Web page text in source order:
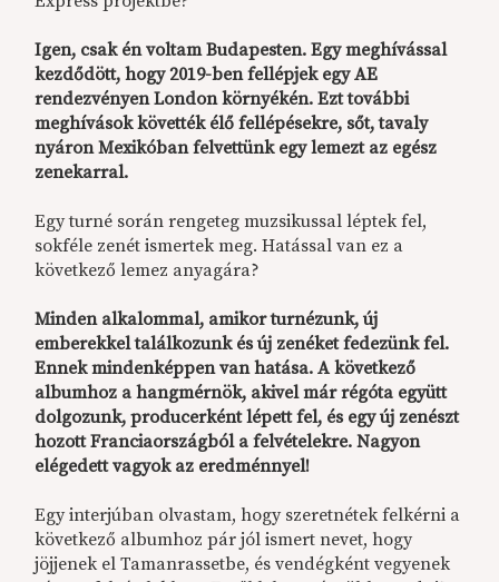
Igen, csak én voltam Budapesten. Egy meghívással
kezdődött, hogy 2019-ben fellépjek egy AE
rendezvényen London környékén. Ezt további
meghívások követték élő fellépésekre, sőt, tavaly
nyáron Mexikóban felvettünk egy lemezt az egész
zenekarral.
Egy turné során rengeteg muzsikussal léptek fel,
sokféle zenét ismertek meg. Hatással van ez a
következő lemez anyagára?
Minden alkalommal, amikor turnézunk, új
emberekkel találkozunk és új zenéket fedezünk fel.
Ennek mindenképpen van hatása. A következő
albumhoz a hangmérnök, akivel már régóta együtt
dolgozunk, producerként lépett fel, és egy új zenészt
hozott Franciaországból a felvételekre. Nagyon
elégedett vagyok az eredménnyel!
Egy interjúban olvastam, hogy szeretnétek felkérni a
következő albumhoz pár jól ismert nevet, hogy
jöjjenek el Tamanrassetbe, és vendégként vegyenek